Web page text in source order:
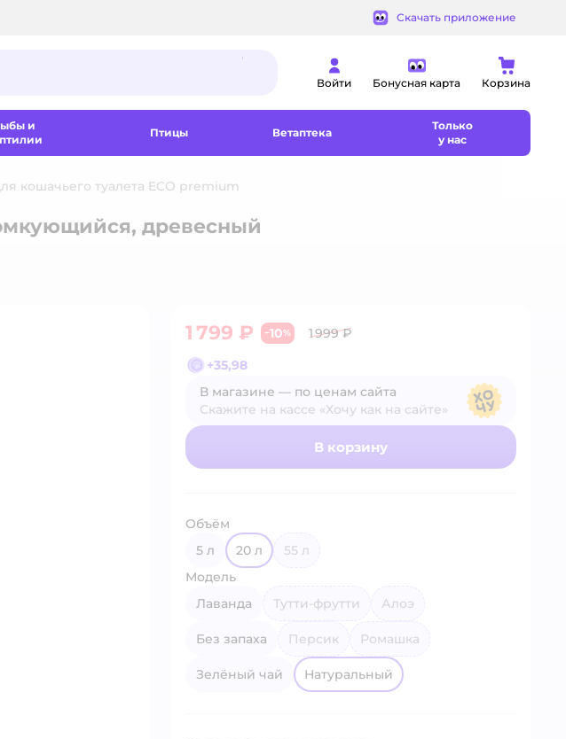
Скачать приложение
Войти Бонусная карта Корзина
и
Птицы Ветаптека
Только
у нас
кошачьего туалета ECO premium
древесный
1 799 ₽ −10%
1 999 ₽
+35,98
В магазине — по ценам сайта
Скажите на кассе «Хочу как на сайте»
В магазине — по ценам сайта
В корзину
Объём
5 л
20 л
55 л
Модель
Лаванда
Тутти-фрутти Алоэ
Без запаха Персик Ромашка
Зелёный чай Натуральный